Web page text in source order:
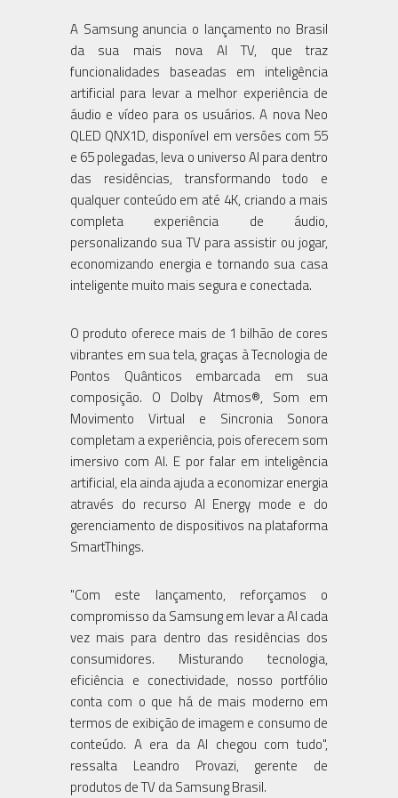
A Samsung anuncia o lançamento no Brasil
da sua mais nova AI TV, que traz
funcionalidades baseadas em inteligência
artificial para levar a melhor experiência de
áudio e vídeo para os usuários. A nova Neo
QLED QNX1D, disponível em versões com 55
e 65 polegadas, leva o universo AI para dentro
das residências, transformando todo e
qualquer conteúdo em até 4K, criando a mais
completa experiência de áudio,
personalizando sua TV para assistir ou jogar,
economizando energia e tornando sua casa
inteligente muito mais segura e conectada.
O produto oferece mais de 1 bilhão de cores
vibrantes em sua tela, graças à Tecnologia de
Pontos Quânticos embarcada em sua
composição. O Dolby Atmos®, Som em
Movimento Virtual e Sincronia Sonora
completam a experiência, pois oferecem som
imersivo com AI. E por falar em inteligência
artificial, ela ainda ajuda a economizar energia
através do recurso AI Energy mode e do
gerenciamento de dispositivos na plataforma
SmartThings.
"Com este lançamento, reforçamos o
compromisso da Samsung em levar a AI cada
vez mais para dentro das residências dos
consumidores. Misturando tecnologia,
eficiência e conectividade, nosso portfólio
conta com o que há de mais moderno em
termos de exibição de imagem e consumo de
conteúdo. A era da AI chegou com tudo",
ressalta Leandro Provazi, gerente de
produtos de TV da Samsung Brasil.